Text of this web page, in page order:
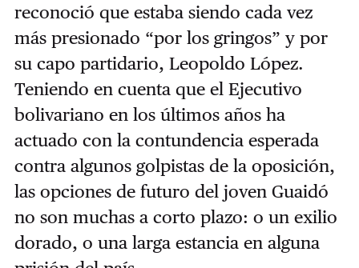
reconoció que estaba siendo cada vez
más presionado “por los gringos” y por
su capo partidario, Leopoldo López.
Teniendo en cuenta que el Ejecutivo
bolivariano en los últimos años ha
actuado con la contundencia esperada
contra algunos golpistas de la oposición,
las opciones de futuro del joven Guaidó
no son muchas a corto plazo: o un exilio
dorado, o una larga estancia en alguna